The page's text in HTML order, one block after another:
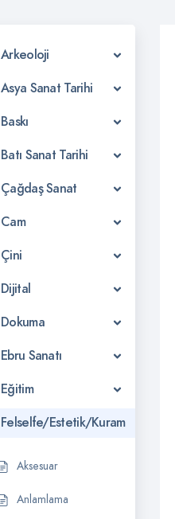
Arkeoloji
Asya Sanat Tarihi
Baskı
Batı Sanat Tarihi
Çağdaş Sanat
Cam
Çini
Dijital
Dokuma
Ebru Sanatı
Eğitim
Felselfe/Estetik/Kuram
Aksesuar
Anlamlama